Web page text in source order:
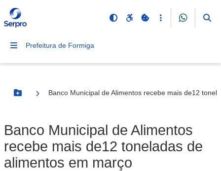
Prefeitura de Formiga
Botão Menu
Banco Municipal de Alimentos recebe mais de12
Banco Municipal de Alimentos
recebe mais de12 toneladas de
alimentos em março